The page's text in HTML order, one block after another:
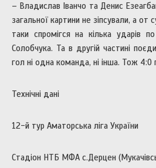
– Владислав Іванчо та Денис
загальної картини не зіпсували, а от
таки спромігся на кілька ударів
Солобчука. Та в другій частині
гол ні одна команда, ні інша. Тож
Технічні дані
12-й тур Аматорська ліга України
Стадіон НТБ МФА с.Дерцен